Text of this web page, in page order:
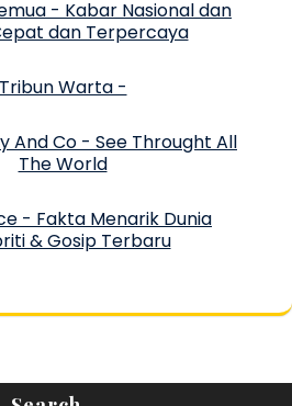
- Kabar Nasional dan
dan Terpercaya
Tribun Warta -
And Co - See Throught All
The World
- Fakta Menarik Dunia
& Gosip Terbaru